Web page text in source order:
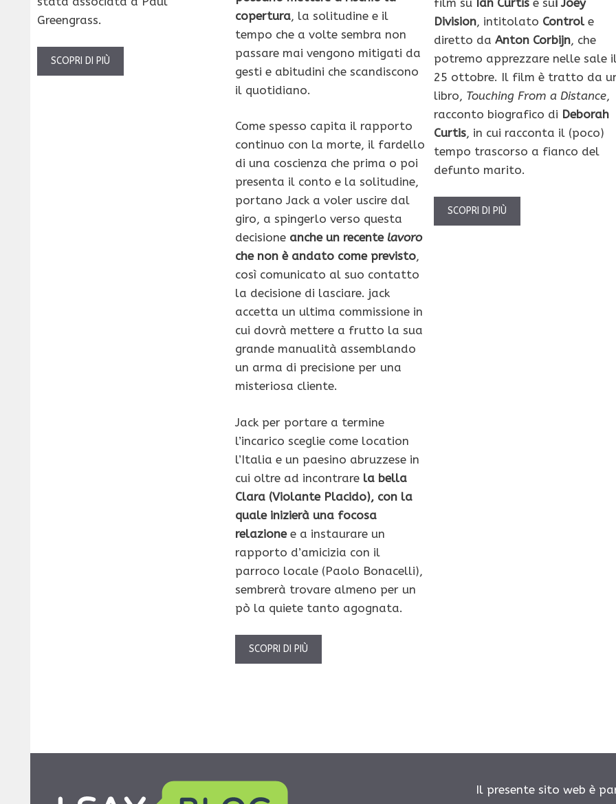
Greengrass.
SCOPRI DI PIÙ
copertura, la solitudine e il
tempo che a volte sembra non
passare mai vengono mitigati da
gesti e abitudini che scandiscono
il quotidiano.
Come spesso capita il rapporto
continuo con la morte, il fardello
di una coscienza che prima o poi
presenta il conto e la solitudine,
portano Jack a voler uscire dal
giro, a spingerlo verso questa
decisione anche un recentelavoro
che non è andato come previsto,
così comunicato al suo contatto
la decisione di lasciare. jack
accetta un ultima commissione in
cui dovrà mettere a frutto la sua
grande manualità assemblando
un arma di precisione per una
misteriosa cliente.
Jack per portare a termine
l’incarico sceglie come location
l’Italia e un paesino abruzzese in
cui oltre ad incontrare la bella
Clara (Violante Placido), con la
quale inizierà una focosa
relazionee a instaurare un
rapporto d’amicizia con il
parroco locale (Paolo Bonacelli),
sembrerà trovare almeno per un
pò la quiete tanto agognata.
SCOPRI DI PIÙ
Division, intitolato Controle
diretto da Anton Corbijn, che
potremo apprezzare nelle sale
25 ottobre. Il film è tratto da
libro, Touching From a Distance,
racconto biografico di Deborah
Curtis, in cui racconta il (poco)
tempo trascorso a fianco del
defunto marito.
SCOPRI DI PIÙ
Il presente sito web è